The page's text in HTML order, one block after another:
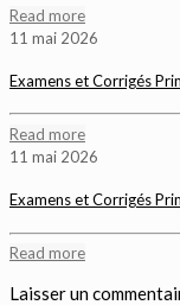
Read more
11 mai 2026
Examens et Corrigés
Read more
11 mai 2026
Examens et Corrigés
Read more
Laisser un